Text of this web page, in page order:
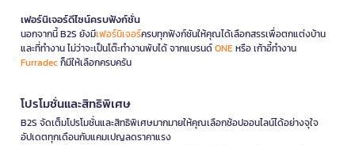
เฟอร์นิเจอร์ดีไซน์ครบฟังก์ชั่น
นอกจากนี้ B2S ยังมีเฟอร์นิเจอร์ครบทุกฟังก์ชันให้คุณได้เลือกสรรเพื่อตกแต่งบ้าน
และที่ทำงาน ไม่ว่าจะเป็นโต๊ะทำงานพับได้ จากแบรนด์ONEหรือ เก้าอี้ทำงาน
Furradecก็มีให้เลือกครบครัน
โปรโมชั่นและสิทธิพิเศษ
B2S จัดเต็มโปรโมชั่นและสิทธิพิเศษมากมายให้คุณเลือกช้อปออนไลน์ได้อย่างจุใจ
อัปเดตทุกเดือนกับแคมเปญลดราคาแรง